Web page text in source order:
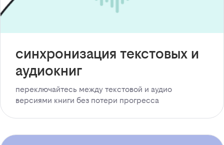
синхронизация текстовых и
аудиокниг
переключайтесь между текстовой и аудио
версиями книги без потери прогресса